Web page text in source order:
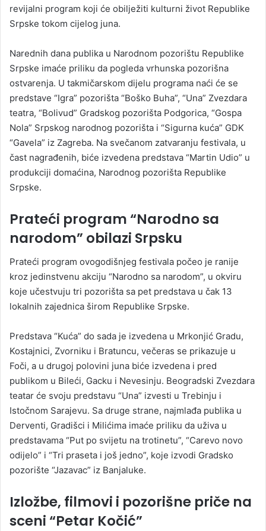
revijalni program koji će obilježiti kulturni život Republike
Srpske tokom cijelog juna.
Narednih dana publika u Narodnom pozorištu Republike
Srpske imaće priliku da pogleda vrhunska pozorišna
ostvarenja. U takmičarskom dijelu programa naći će se
predstave “Igra” pozorišta “Boško Buha”, “Una” Zvezdara
teatra, “Bolivud” Gradskog pozorišta Podgorica, “Gospa
Nola” Srpskog narodnog pozorišta i “Sigurna kuća” GDK
“Gavela” iz Zagreba. Na svečanom zatvaranju festivala, u
čast nagrađenih, biće izvedena predstava “Martin Udio” u
produkciji domaćina, Narodnog pozorišta Republike
Srpske.
Prateći program “Narodno sa
narodom” obilazi Srpsku
Prateći program ovogodišnjeg festivala počeo je ranije
kroz jedinstvenu akciju “Narodno sa narodom”, u okviru
koje učestvuju tri pozorišta sa pet predstava u čak 13
lokalnih zajednica širom Republike Srpske.
Predstava “Kuća” do sada je izvedena u Mrkonjić Gradu,
Kostajnici, Zvorniku i Bratuncu, večeras se prikazuje u
Foči, a u drugoj polovini juna biće izvedena i pred
publikom u Bileći, Gacku i Nevesinju. Beogradski Zvezdara
teatar će svoju predstavu “Una” izvesti u Trebinju i
Istočnom Sarajevu. Sa druge strane, najmlađa publika u
Derventi, Gradišci i Milićima imaće priliku da uživa u
predstavama “Put po svijetu na trotinetu”, “Carevo novo
odijelo” i “Tri praseta i još jedno”, koje izvodi Gradsko
pozorište “Jazavac” iz Banjaluke.
Izložbe, filmovi i pozorišne priče na
sceni “Petar Kočić”